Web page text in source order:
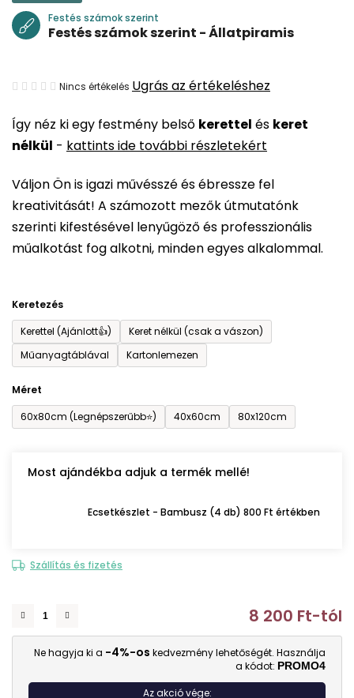
Így néz ki egy festmény belső kerettel és keret
nélkül - kattints ide további részletekért
Váljon Ön is igazi művésszé és ébressze fel
kreativitását! A számozott mezők útmutatónk
szerinti kifestésével lenyűgöző és professzionális
műalkotást fog alkotni, minden egyes alkalommal.
Keretezés
Kerettel (Ajánlott👍)
Keret nélkül (csak a vászon)
Műanyagtáblával
Kartonlemezen
Méret
60x80cm (Legnépszerűbb⭐)
40x60cm 80x120cm
Most ajándékba adjuk a termék mellé!
Ecsetkészlet - Bambusz (4 db) 800 Ft értékben
Szállítás és fizetés
8 200 Ft-tól
Ne hagyja ki a -4%-os kedvezmény lehetőségét. Használja
a kódot: PROMO4
Az akció vége:
Festés számok szerint
Festés számok szerint - Állatpiramis
A
átlagos
értékelése
ből
0,0
csillag.
Nincs értékelés Ugrás az értékeléshez